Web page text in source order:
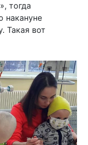
тогда
накануне
Такая вот